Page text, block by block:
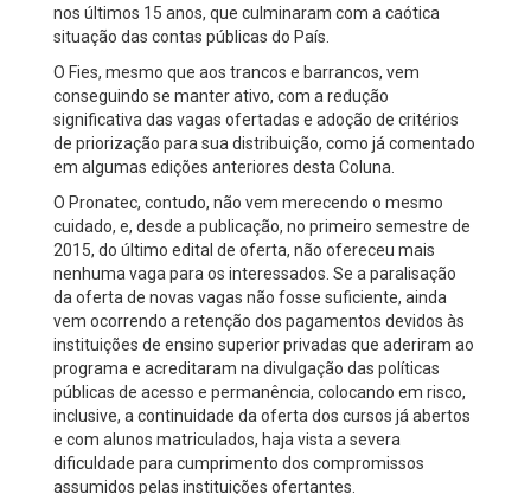
nos últimos 15 anos, que culminaram com a caótica
situação das contas públicas do País.
O Fies, mesmo que aos trancos e barrancos, vem
conseguindo se manter ativo, com a redução
significativa das vagas ofertadas e adoção de critérios
de priorização para sua distribuição, como já comentado
em algumas edições anteriores desta Coluna.
O Pronatec, contudo, não vem merecendo o mesmo
cuidado, e, desde a publicação, no primeiro semestre de
2015, do último edital de oferta, não ofereceu mais
nenhuma vaga para os interessados. Se a paralisação
da oferta de novas vagas não fosse suficiente, ainda
vem ocorrendo a retenção dos pagamentos devidos às
instituições de ensino superior privadas que aderiram ao
programa e acreditaram na divulgação das políticas
públicas de acesso e permanência, colocando em risco,
inclusive, a continuidade da oferta dos cursos já abertos
e com alunos matriculados, haja vista a severa
dificuldade para cumprimento dos compromissos
assumidos pelas instituições ofertantes.